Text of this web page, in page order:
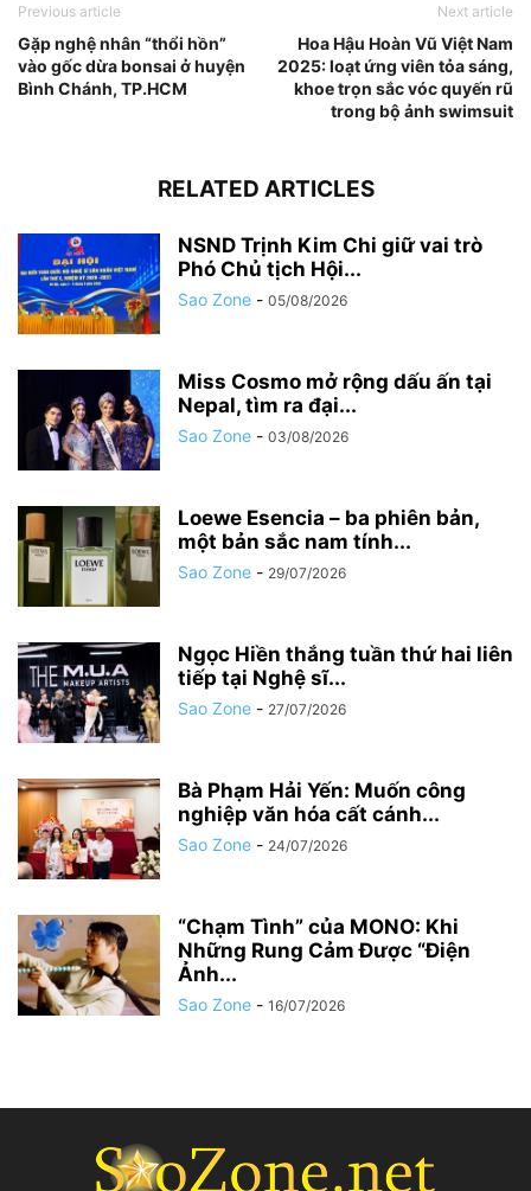
Previous article
Gặp nghệ nhân “thổi hồn”
vào gốc dừa bonsai ở huyện
Bình Chánh, TP.HCM
Next article
Hoa Hậu Hoàn Vũ Việt Nam
2025: loạt ứng viên tỏa sáng,
khoe trọn sắc vóc quyến rũ
trong bộ ảnh swimsuit
RELATED ARTICLES
NSND Trịnh Kim Chi giữ vai trò
Phó Chủ tịch Hội...
Sao Zone - 05/08/2026
Miss Cosmo mở rộng dấu ấn tại
Nepal, tìm ra đại...
Sao Zone - 03/08/2026
Loewe Esencia – ba phiên bản,
một bản sắc nam tính...
Sao Zone - 29/07/2026
Ngọc Hiền thắng tuần thứ hai liên
tiếp tại Nghệ sĩ...
Sao Zone - 27/07/2026
Bà Phạm Hải Yến: Muốn công
nghiệp văn hóa cất cánh...
Sao Zone - 24/07/2026
“Chạm Tình” của MONO: Khi
Những Rung Cảm Được “Điện
Ảnh...
Sao Zone - 16/07/2026